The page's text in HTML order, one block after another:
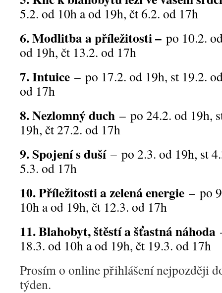
5.2. od 10h a od 19h, čt 6.2. od 17h
6. Modlitba a příležitosti – po 10.2.
od 19h, čt 13.2. od 17h
7. Intuice – po 17.2. od 19h, st 19.2.
od 17h
8. Nezlomný duch – po 24.2. od 19h,
19h, čt 27.2. od 17h
9. Spojení s duší – po 2.3. od 19h, st
5.3. od 17h
10. Příležitosti a zelená energie – po
10h a od 19h, čt 12.3. od 17h
11. Blahobyt, štěstí a šťastná náhoda
18.3. od 10h a od 19h, čt 19.3. od 17h
Prosím o online přihlášení nejpozději
týden.